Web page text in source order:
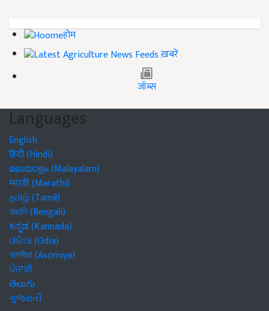
होम
ख़बरें
जॉब्स
Languages
English
हिंदी (Hindi)
മലയാളം (Malayalam)
मराठी (Marathi)
தமிழ் (Tamil)
বাঙালি (Bengali)
ಕನ್ನಡ (Kannada)
ଓଡିଆ (Odia)
অসমীয়া (Asomiya)
ਪੰਜਾਬੀ
తెలుగు
ગુજરાતી